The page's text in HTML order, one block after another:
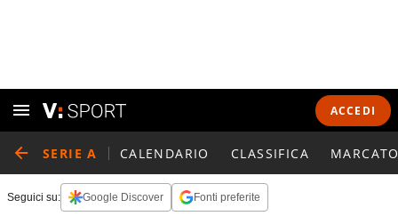
ACCEDI
SERIE A CALENDARIO CLASSIFICA
Seguici su: Google Discover Fonti preferite